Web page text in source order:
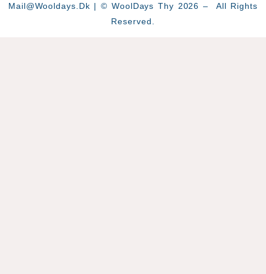
Mail@wooldays.dk | © WoolDays Thy 2026 – All Rights
Reserved.